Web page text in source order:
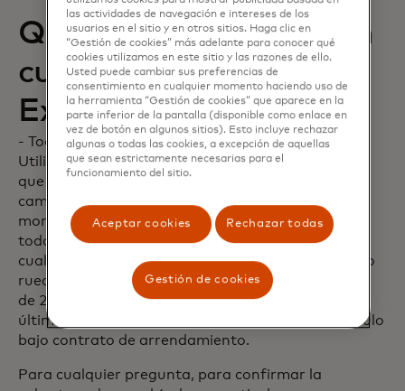
Que Vehículos no están
cubiertos (Vehículos
Excluidos):
- Todas los camiones (excepto por Vehículos
Utilitarios Deportivos con Cuatro Ruedas a menos
que estén diseñados para el uso todoterreno),
camionetas, furgonetas de tamaño máximo
montadas en un chasis de camión, casa rodante,
todoterrenos, remolques, motocicletas, motos, y
cualquier otro vehículo que tenga menos de cuatro
ruedas; autos de colección (autos que tengan más
de 20 años o que no hayan sido fabricados en los
últimos 10 años), limusinas y cualquier otro vehículo
bajo contrato de arrendamiento.
Para cualquier pregunta, para confirmar la
las actividades de navegación e intereses de los
usuarios en el sitio y en otros sitios. Haga clic en
“Gestión de cookies” más adelante para conocer qué
cookies utilizamos en este sitio y las razones de ello.
Usted puede cambiar sus preferencias de
consentimiento en cualquier momento haciendo uso de
la herramienta “Gestión de cookies” que aparece en la
parte inferior de la pantalla (disponible como enlace en
vez de botón en algunos sitios). Esto incluye rechazar
algunas o todas las cookies, a excepción de aquellas
que sean estrictamente necesarias para el
funcionamiento del sitio.
Aceptar cookies Rechazar todas
Gestión de cookies